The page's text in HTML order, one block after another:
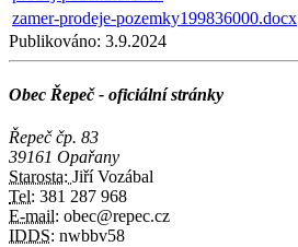
zamer-prodeje-pozemky199836000.docx
Publikováno: 3.9.2024
Obec Řepeč - oficiální stránky
Řepeč čp. 83
39161 Opařany
Starosta: Jiří Vozábal
Tel: 381 287 968
E-mail: obec@repec.cz
IDDS: nwbbv58